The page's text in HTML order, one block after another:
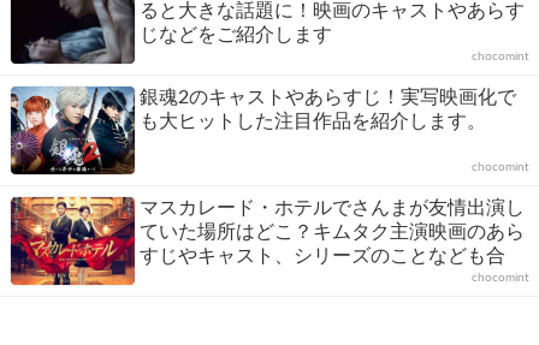
ると大きな話題に！映画のキャストやあらす
じなどをご紹介します
chocomint
銀魂2のキャストやあらすじ！実写映画化で
も大ヒットした注目作品を紹介します。
chocomint
マスカレード・ホテルでさんまが友情出演し
ていた場所はどこ？キムタク主演映画のあら
すじやキャスト、シリーズのことなども合
chocomint